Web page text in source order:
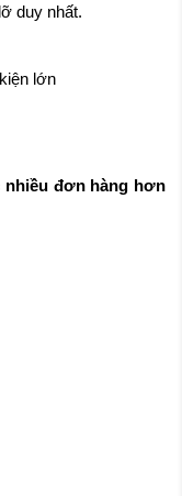
duy nhất.
lớn
đơn hàng hơn